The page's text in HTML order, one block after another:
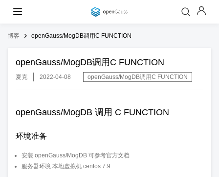
博客 openGauss/MogDB调用C FUNCTION
openGauss/MogDB调用C FUNCTION
夏克 2022-04-08 openGauss/MogDB调用C FUNCTION
openGauss/MogDB 调用 C FUNCTION
环境准备
安装 openGauss/MogDB 可参考官方文档
服务器环境 本地虚拟机 centos 7.9